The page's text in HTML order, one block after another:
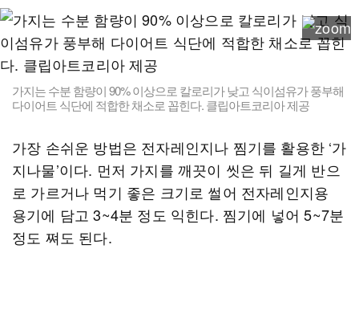
가지는 수분 함량이 90% 이상으로 칼로리가 낮고 식이섬유가 풍부해
다이어트 식단에 적합한 채소로 꼽힌다. 클립아트코리아 제공
가장 손쉬운 방법은 전자레인지나 찜기를 활용한 ‘가
지나물’이다. 먼저 가지를 깨끗이 씻은 뒤 길게 반으
로 가르거나 먹기 좋은 크기로 썰어 전자레인지용
용기에 담고 3~4분 정도 익힌다. 찜기에 넣어 5~7분
정도 쪄도 된다.